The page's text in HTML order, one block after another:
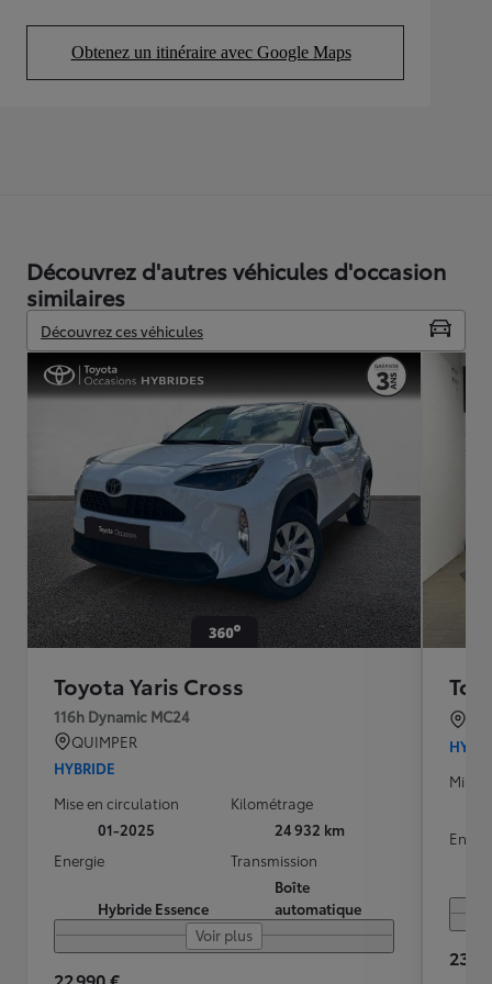
Obtenez un itinéraire avec Google Maps
(Opens in new tab)
Découvrez d'autres véhicules d'occasion
similaires
Découvrez ces véhicules
Toyota Yaris Cross
116h Dynamic MC24
QUIMPER
HYBRIDE
Mise en circulation
01-2025
Kilométrage
24 932 km
Energie
Hybride Essence
Transmission
Boîte
automatique
Voir plus
22 990 €
Mise
23